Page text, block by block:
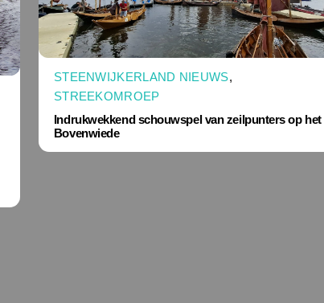
STEENWIJKERLAND NIEUWS,
STREEKOMROEP
Indrukwekkend schouwspel van zeilpunters op het
Bovenwiede